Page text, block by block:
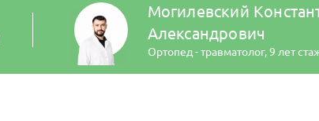
Могилевский
Александрович
Ортопед - травматолог,9 лет